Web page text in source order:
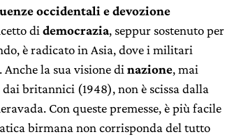
occidentali e devozione
di democrazia, seppur sostenuto per
è radicato in Asia, dove i militari
Anche la sua visione di nazione, mai
britannici (1948), non è scissa dalla
Con queste premesse, è più facile
birmana non corrisponda del tutto